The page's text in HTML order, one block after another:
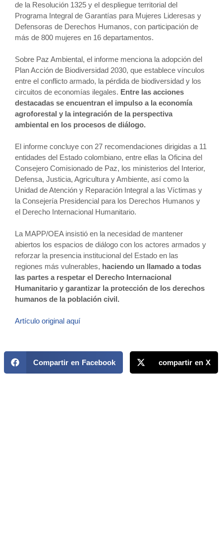
de la Resolución 1325 y el despliegue territorial del
Programa Integral de Garantías para Mujeres Lideresas y
Defensoras de Derechos Humanos, con participación de
más de 800 mujeres en 16 departamentos.
Sobre Paz Ambiental, el informe menciona la adopción del
Plan Acción de Biodiversidad 2030, que establece vínculos
entre el conflicto armado, la pérdida de biodiversidad y los
circuitos de economías ilegales. Entre las acciones
destacadas se encuentran el impulso a la economía
agroforestal y la integración de la perspectiva
ambiental en los procesos de diálogo.
El informe concluye con 27 recomendaciones dirigidas a 11
entidades del Estado colombiano, entre ellas la Oficina del
Consejero Comisionado de Paz, los ministerios del Interior,
Defensa, Justicia, Agricultura y Ambiente, así como la
Unidad de Atención y Reparación Integral a las Víctimas y
la Consejería Presidencial para los Derechos Humanos y
el Derecho Internacional Humanitario.
La MAPP/OEA insistió en la necesidad de mantener
abiertos los espacios de diálogo con los actores armados y
reforzar la presencia institucional del Estado en las
regiones más vulnerables, haciendo un llamado a todas
las partes a respetar el Derecho Internacional
Humanitario y garantizar la protección de los derechos
humanos de la población civil.
Artículo original aquí
Compartir en Facebook compartir en X